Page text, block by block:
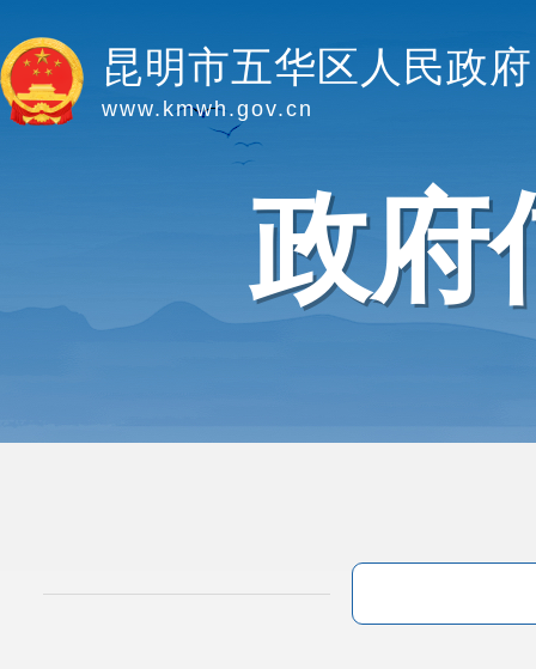
昆明市五华区人民政府
www.kmwh.gov.cn
政府